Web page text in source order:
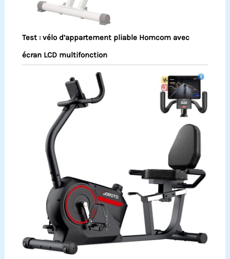
Test : vélo d’appartement pliable Homcom avec
écran LCD multifonction